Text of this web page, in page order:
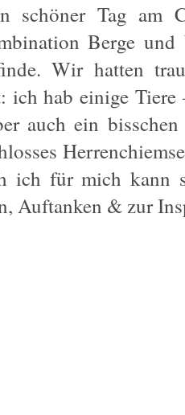
schöner Tag am
Berge und
Wir hatten
ich hab einige
auch ein
ich für mich kann
Auftanken & zur